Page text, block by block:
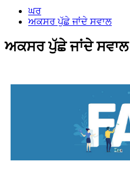
ਘਰ
ਅਕਸਰ ਪੁੱਛੇ ਜਾਂਦੇ ਸਵਾਲ
ਅਕਸਰ ਪੁੱਛੇ ਜਾਂਦੇ ਸਵਾਲ